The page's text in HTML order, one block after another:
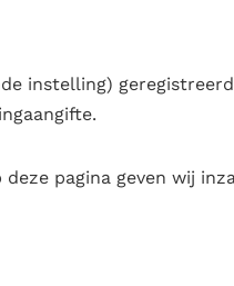
instelling)
pagina geven wij